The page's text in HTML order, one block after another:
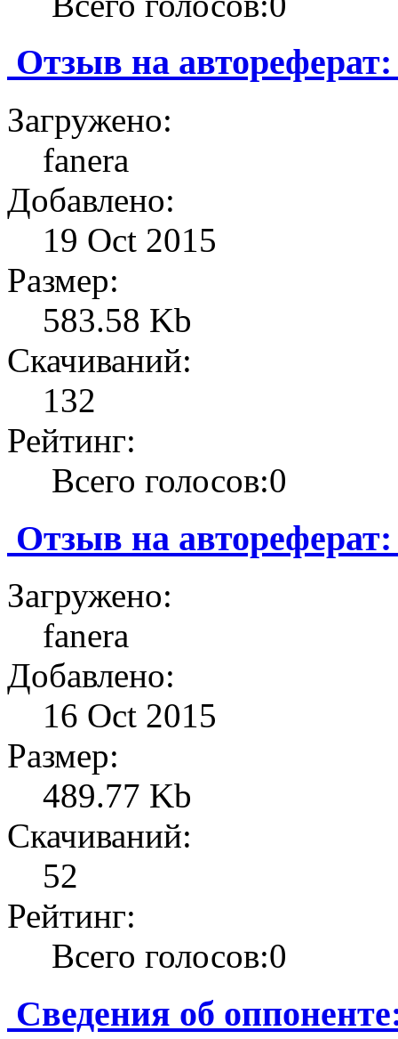
Отзыв на
Загружено:
fanera
Добавлено:
19 Oct 2015
Размер:
583.58 Kb
Скачиваний:
132
Рейтинг:
Всего голосов:0
Отзыв на
Загружено:
fanera
Добавлено:
16 Oct 2015
Размер:
489.77 Kb
Скачиваний:
52
Рейтинг:
Всего голосов:0
Сведения об